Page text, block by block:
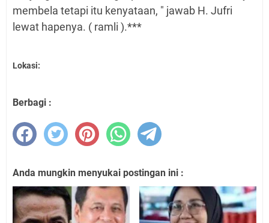
membela tetapi itu kenyataan, " jawab H. Jufri
lewat hapenya. ( ramli ).***
Lokasi:
Berbagi :
Anda mungkin menyukai postingan ini :